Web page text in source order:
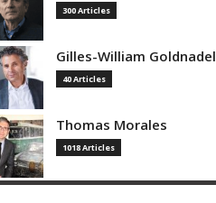
300 Articles
Gilles-William Goldnadel
40 Articles
Thomas Morales
1018 Articles